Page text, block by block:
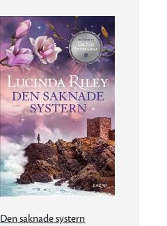
Den saknade systern